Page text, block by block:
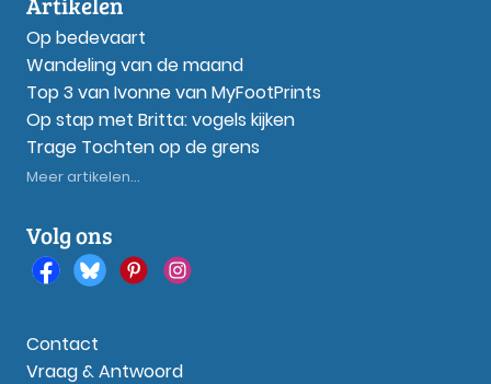
Op bedevaart
Wandeling van de maand
Top 3 van Ivonne van MyFootPrints
Op stap met Britta: vogels kijken
Trage Tochten op de grens
Meer artikelen...
Volg ons
Contact
Vraag & Antwoord